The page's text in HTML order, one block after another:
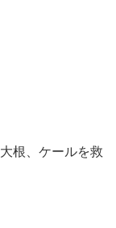
根、ケールを救